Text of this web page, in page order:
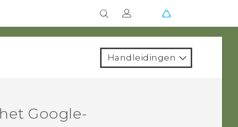
Handleidingen
Google-